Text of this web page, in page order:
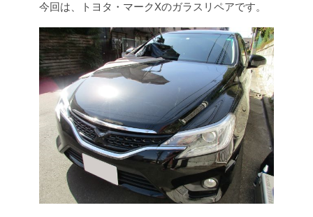
今回は、トヨタ・マークXのガラスリペアです。